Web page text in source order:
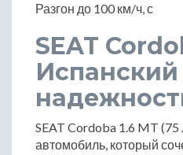
Разгон до 100 км/ч, с
SEAT
Испанский
SEAT Cordoba 1.6 MT
автомобиль, который